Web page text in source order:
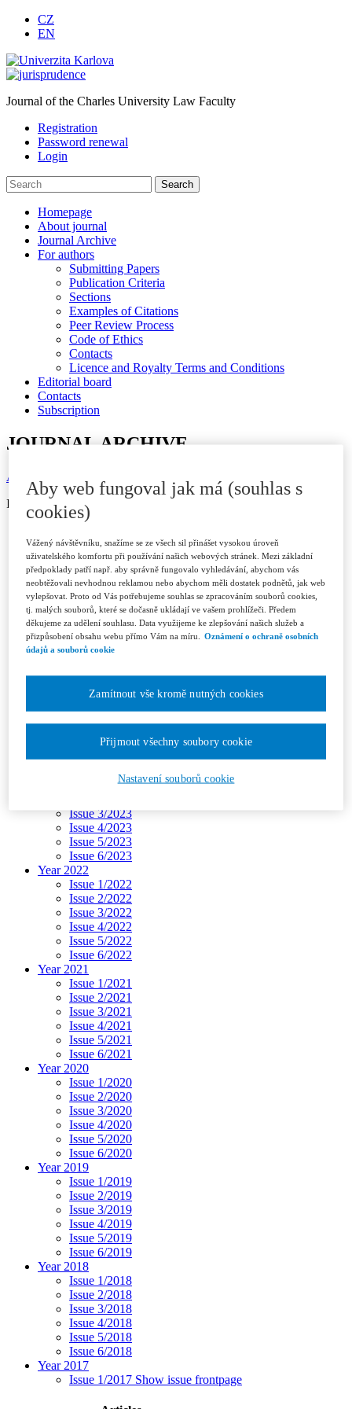
CZ
EN
Journal of the Charles University Law Faculty
Registration
Password renewal
Login
Homepage
About journal
Journal Archive
For authors
Submitting Papers
Publication Criteria
Sections
Examples of Citations
Peer Review Process
Code of Ethics
Contacts
Licence and Royalty Terms and Conditions
Editorial board
Contacts
Subscription
JOURNAL ARCHIVE
Available in ASPI
ISSN 1802-3843 (print)
Issue 1/2026
Issue 2/2026
Issue 3/2026
Year 2025
Issue 1/2025
Issue 2/2025
Issue 3/2025
Issue 4-5/2025
Issue 2/2024
Issue 3/2024
Issue 4/2024
Issue 5/2024
Issue 6/2024
Issue 1/2023
Issue 3/2023
Issue 4/2023
Issue 5/2023
Issue 6/2023
Year 2022
Issue 1/2022
Issue 2/2022
Issue 3/2022
Issue 4/2022
Issue 5/2022
Issue 6/2022
Year 2021
Issue 1/2021
Issue 2/2021
Issue 3/2021
Issue 4/2021
Issue 5/2021
Issue 6/2021
Year 2020
Issue 1/2020
Issue 2/2020
Issue 3/2020
Issue 4/2020
Issue 5/2020
Issue 6/2020
Year 2019
Issue 1/2019
Issue 2/2019
Issue 3/2019
Issue 4/2019
Issue 5/2019
Issue 6/2019
Year 2018
Issue 1/2018
Issue 2/2018
Issue 3/2018
Issue 4/2018
Issue 5/2018
Issue 6/2018
Year 2017
Issue 1/2017 Show issue frontpage
Aby web fungoval jak má (souhlas s
cookies)
Vážený návštěvníku, snažíme se ze všech sil přinášet vysokou úroveň
uživatelského komfortu při používání našich webových stránek. Mezi základní
předpoklady patří např. aby správně fungovalo vyhledávání, abychom vás
neobtěžovali nevhodnou reklamou nebo abychom měli dostatek podnětů, jak web
vylepšovat. Proto od Vás potřebujeme souhlas se zpracováním souborů cookies,
tj. malých souborů, které se dočasně ukládají ve vašem prohlížeči. Předem
děkujeme za udělení souhlasu. Data využijeme ke zlepšování našich služeb a
přizpůsobení obsahu webu přímo Vám na míru.
Oznámení o ochraně osobních
údajů a souborů cookie
Nastavení souborů cookie
Zamítnout vše kromě nutných cookies
Přijmout všechny soubory cookie